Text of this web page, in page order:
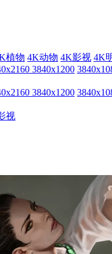
植物 4K动物 4K影视 4K
3840x1200
3840x1200
视